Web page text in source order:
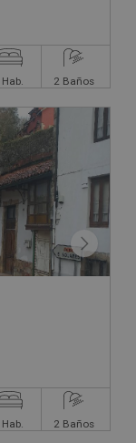
Hab. 2 Baños
Hab. 2 Baños